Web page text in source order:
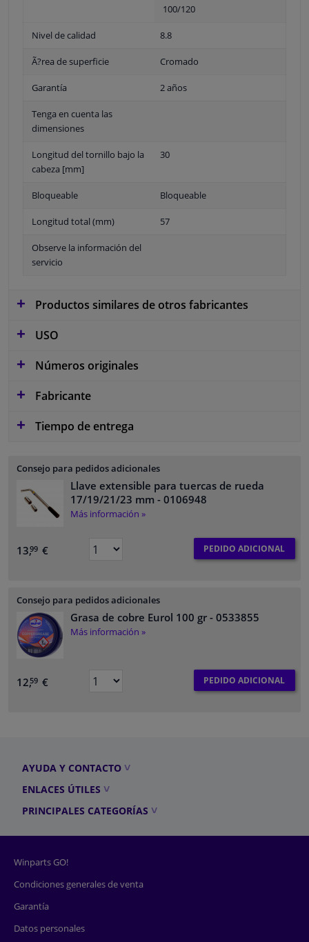
100/120
Nivel de calidad 8.8
Ã?rea de superficie Cromado
Garantía 2 años
Tenga en cuenta las
dimensiones
Longitud del tornillo bajo la
cabeza [mm]
30
Bloqueable Bloqueable
Longitud total (mm) 57
Observe la información del
servicio
Productos similares de otros fabricantes
USO
Números originales
Fabricante
Tiempo de entrega
Consejo para pedidos adicionales
Llave extensible para tuercas de rueda
17/19/21/23 mm - 0106948
Más información »
13,99 € PEDIDO ADICIONAL
Consejo para pedidos adicionales
Grasa de cobre Eurol 100 gr - 0533855
Más información »
12,59 € PEDIDO ADICIONAL
AYUDA Y CONTACTO
ENLACES ÚTILES
PRINCIPALES CATEGORÍAS
Winparts GO!
Condiciones generales de venta
Garantía
Datos personales